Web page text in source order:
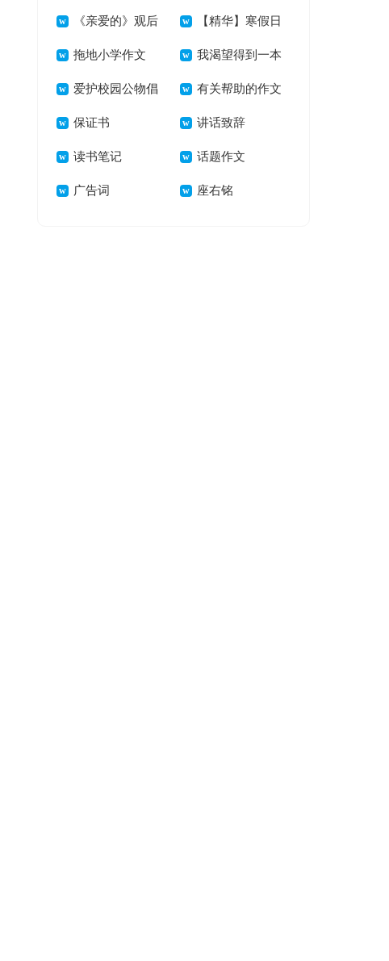
文 300字6篇
《亲爱的》观后
感
【精华】寒假日
记的作文300字9篇
拖地小学作文 我渴望得到一本
好书初中作文
爱护校园公物倡
议书
有关帮助的作文
300字3篇
保证书 讲话致辞
读书笔记 话题作文
广告词 座右铭